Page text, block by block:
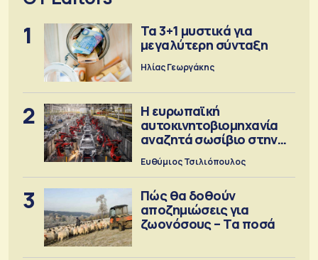
1
Τα 3+1 μυστικά για
μεγαλύτερη σύνταξη
Ηλίας Γεωργάκης
2
Η ευρωπαϊκή
αυτοκινητοβιομηχανία
αναζητά σωσίβιο στην
Κίνα
Ευθύμιος Τσιλιόπουλος
3
Πώς θα δοθούν
αποζημιώσεις για
ζωονόσους – Τα ποσά